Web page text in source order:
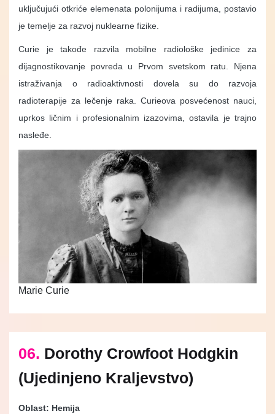
uključujući otkriće elemenata polonijuma i radijuma, postavio
je temelje za razvoj nuklearne fizike.
Curie je takođe razvila mobilne radiološke jedinice za
dijagnostikovanje povreda u Prvom svetskom ratu. Njena
istraživanja o radioaktivnosti dovela su do razvoja
radioterapije za lečenje raka. Curieova posvećenost nauci,
uprkos ličnim i profesionalnim izazovima, ostavila je trajno
nasleđe.
Marie Curie
06. Dorothy Crowfoot Hodgkin
(Ujedinjeno Kraljevstvo)
Oblast: Hemija